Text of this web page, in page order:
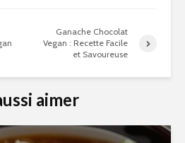
Ganache Chocolat
Vegan : Recette Facile
et Savoureuse
aimer